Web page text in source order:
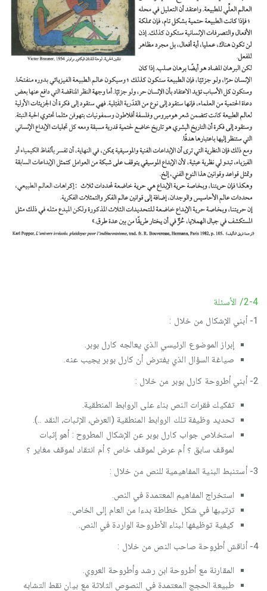
2-4/ الأسئلة
1- أبني الإشكال من خلال :
إبراز الموضوع الرئيسي الذي يعالجه كارل بوبر.
صياغة السؤال الذي يفترض أن كارل بوبر يجيب عنه.
2- أبني أطروحة كارل بوبر من خلال :
تفكيك فقرات النص بناء على الروابط المنطقية.
تحديد وظيفة تلك الروابط المنطقية (العرض، الإثبات، النقد ..).
استخلاص جواب كارل بوبر عن الإشكال المطروح : أهو إثبات
لموقف سابق ؟ أم عرض لموقف خاص ؟ أم انتقاد لموقف مغاير ؟
3- أستنبط البنية المفاهيمية للنص من خلال :
استخراج المفاهيم المعتمدة في النص.
ترتيبها في شكل خطاطة بدءا من العام إلى الخاص.
كيفية توظيفها لبناء الأطروحة الواردة في النص.
4- أناقش أطروحة صاحب النص من خلال :
المقارنة مع أطروحة ابن رشد وأطروحة العروي.
طبيعة الحجج المعتمدة في النصوص الثلاثة مع بيان نقط التشابه